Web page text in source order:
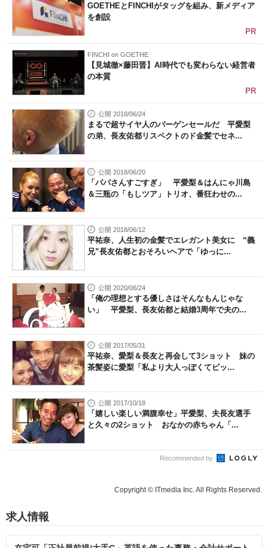
GOETHEとFINCHIがタッグを組み、新メディア
を創設
PR
FINCHI on GOETHE
【見城徹×藤田晋】AI時代でも変わらない経営者
の本質
PR
公開 2018/06/24
まるで超サイヤ人のバーゲンセールだ 平愛梨
の弟、長友佑都リスペクトのド金髪でセネ...
公開 2018/06/20
「パパさんすごすぎ」 平愛梨＆はんにゃ川島
＆三瓶の「もしツア」トリオ、番狂わせの...
公開 2018/06/12
平祐奈、人生初の金髪でエレガント美女に “義
兄”長友佑都とおそろいヘアで「ゆっに...
公開 2020/06/24
「俺の理想とする優しさはそんなもんじゃな
い」 平愛梨、長友佑都と結婚3周年で夫の...
公開 2017/05/31
平祐奈、愛梨＆長友と再会して3ショット 妹の
茶髪姿に愛梨「私より大人っぽくてビッ...
公開 2017/10/18
「嬉しい楽しい満腹幸せ」平愛梨、夫長友選手
と久々の2ショット おなかの赤ちゃん「...
Recommended by
Copyright © ITmedia Inc. All Rights Reserved.
求人情報